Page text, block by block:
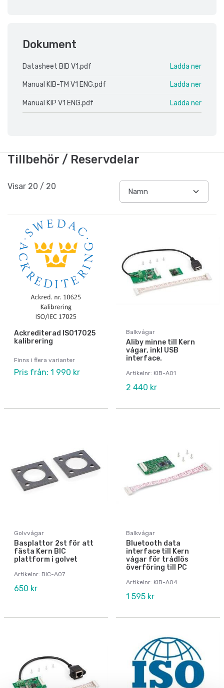
Dokument
Datasheet BID V1.pdf Ladda ner
Manual KIB-TM V1 ENG.pdf Ladda ner
Manual KIP V1 ENG.pdf Ladda ner
Tillbehör / Reservdelar
Visar 20 / 20
Ackrediterad ISO17025
kalibrering
Finns i flera varianter
Pris från: 1 990 kr
Balkvågar
Aliby minne till Kern
vågar, inkl USB
interface.
Artikelnr: KIB-A01
2 440 kr
Golvvågar
Basplattor 2st för att
fästa Kern BIC
plattform i golvet
Artikelnr: BIC-A07
650 kr
Balkvågar
Bluetooth data
interface till Kern
vågar för trådlös
överföring till PC
Artikelnr: KIB-A04
1 595 kr